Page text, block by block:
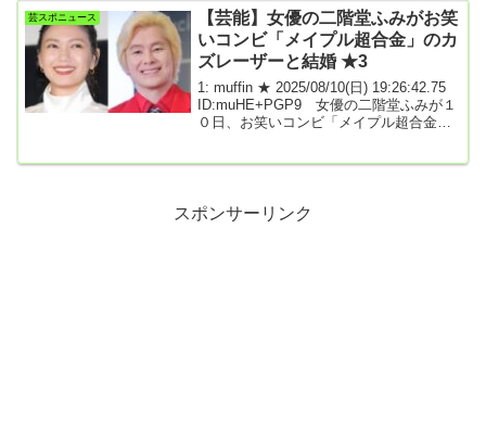
ター）を更新し、戸籍について持論を展
開した。堀江氏は「戸籍なんか廃止でい
いだろ笑」とポスト。これに批判コメン
トが寄せられると「そもそも単なる記録
物にこだわりは全くないので、そういう
意味で戸籍廃止しろと言ってるわけでは
全くなく、単に行政手続きが面倒なんで
廃止しろって...
芸スポニュース
【芸能】女優の二階堂ふみがお笑
いコンビ「メイプル超合金」のカ
ズレーザーと結婚 ★3
1: muffin ★ 2025/08/10(日) 19:26:42.75
ID:muHE+PGP9 女優の二階堂ふみが１
０日、お笑いコンビ「メイプル超合金」
メイプル超合金カズレーザーさんと入籍
いたしました」と報告。今後について
スポンサーリンク